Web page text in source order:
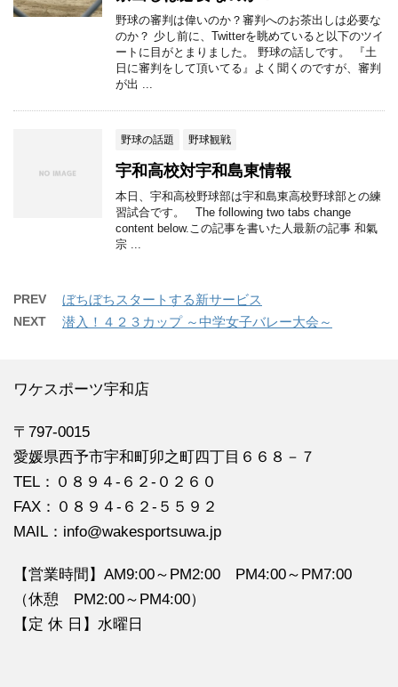
野球の審判は偉いのか？審判へのお茶出しは必要な
のか？ 少し前に、Twitterを眺めていると以下のツイ
ートに目がとまりました。 野球の話しです。 『土
日に審判をして頂いてる』よく聞くのですが、審判
が出 ...
野球の話題 野球観戦
宇和高校対宇和島東情報
本日、宇和高校野球部は宇和島東高校野球部との練
習試合です。 The following two tabs change
content below.この記事を書いた人最新の記事 和氣
宗 ...
PREV ぼちぼちスタートする新サービス
NEXT 潜入！４２３カップ ～中学女子バレー大会～
ワケスポーツ宇和店
〒797-0015
愛媛県西予市宇和町卯之町四丁目６６８－７
TEL：０８９４‐６２‐０２６０
FAX：０８９４‐６２‐５５９２
MAIL：info@wakesportsuwa.jp
【営業時間】AM9:00～PM2:00 PM4:00～PM7:00
（休憩 PM2:00～PM4:00）
【定 休 日】水曜日